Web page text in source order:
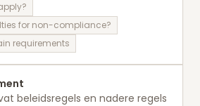
for non-compliance?
requirements
beleidsregels en nadere regels